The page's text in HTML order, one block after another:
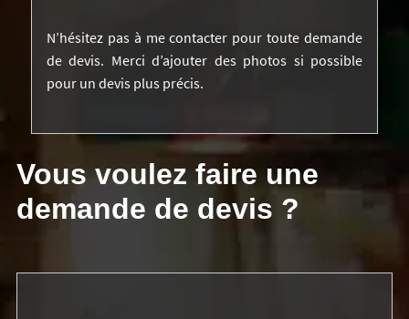
N’hésitez pas à me contacter pour toute demande
de devis. Merci d’ajouter des photos si possible
pour un devis plus précis.
Vous voulez faire une
demande de devis ?